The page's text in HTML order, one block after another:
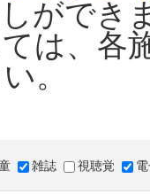
ができ
は、各
。
雑誌 視聴覚